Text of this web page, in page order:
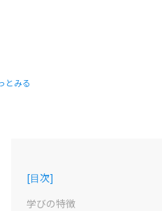
とみる
[目次]
学びの特徴